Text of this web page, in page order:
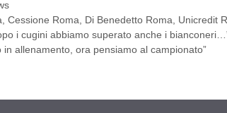
,Cessione Roma, Di Benedetto Roma, Unicredit
i cugini abbiamo superato anche i
in allenamento, ora pensiamo al campionato”